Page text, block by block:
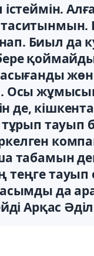
істеймін.
Биыл да
жөн
Осы
де,
тұрып тауып
табамын
да
Арқас